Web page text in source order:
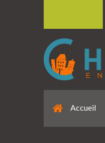
Accueil